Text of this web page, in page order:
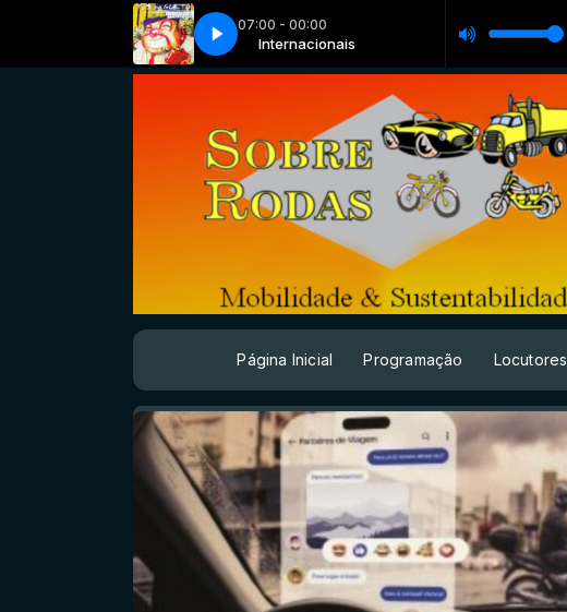
07:00 - 00:00
Internacionais
de programação ago 2025 IItrilha mudança de programação ago 2025 II
Página Inicial Programação Locutores